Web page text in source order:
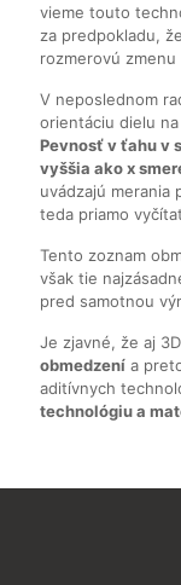
vieme touto
za predpokladu,
rozmerovú zmenu
V neposlednom
orientáciu dielu
Pevnosť v ťahu v
vyššia ako x
uvádzajú merania
teda priamo
Tento zoznam
však tie
pred samotnou
Je zjavné, že aj
obmedzení a
aditívnych
technológiu a